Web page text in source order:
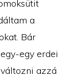
a
Bár
egy erdei
azzá